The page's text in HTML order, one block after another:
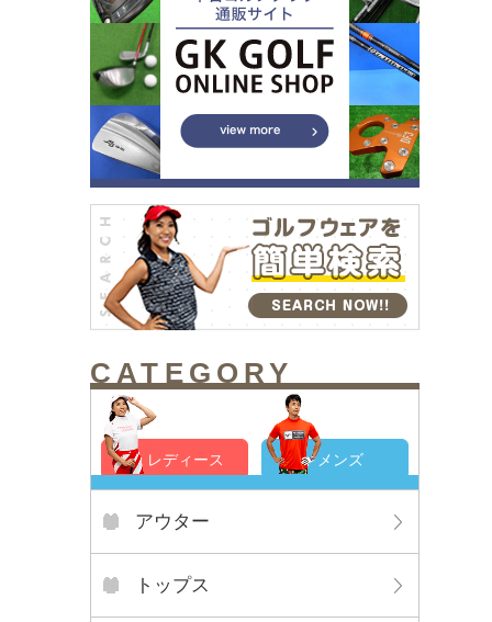
CATEGORY
レディース メンズ
アウター
トップス